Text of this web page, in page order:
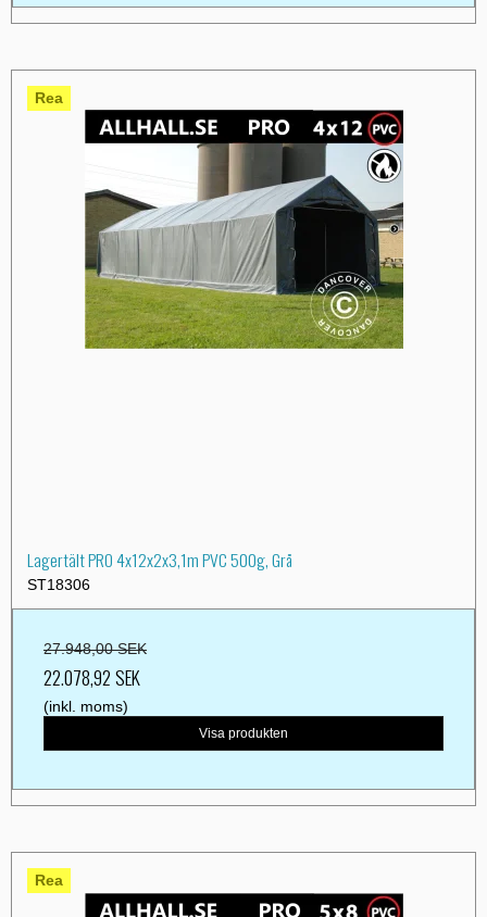
Rea
Lagertält PRO 4x12x2x3,1m PVC 500g, Grå
ST18306
27.948,00 SEK
22.078,92 SEK
(inkl. moms)
Visa produkten
Rea